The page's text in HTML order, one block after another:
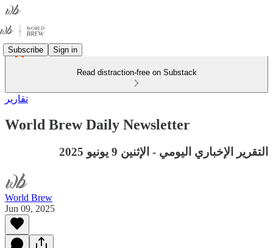
Subscribe Sign in
Read distraction-free on Substack
تقارير
World Brew Daily Newsletter
التقرير الإخباري اليومي - الإثنين 9 يونيو 2025
World Brew
Jun 09, 2025